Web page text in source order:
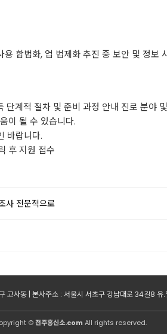
합법화, 업 법제화 추진 중 보안 및 정보
계적 절차 및 준비 과정 안내 진로 분야
이 될 수 있습니다.
바랍니다.
후 지원 접수
사 전문적으로
고사동 | 본사주소 : 서울시 서초구 강남대로 34
©전주흥신소.com All rights reserved.